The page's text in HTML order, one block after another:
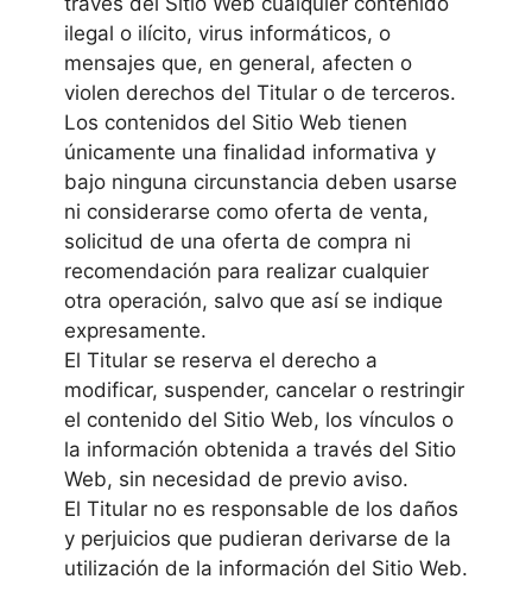
ilegal o ilícito, virus informáticos, o
mensajes que, en general, afecten o
violen derechos del Titular o de terceros.
Los contenidos del Sitio Web tienen
únicamente una finalidad informativa y
bajo ninguna circunstancia deben usarse
ni considerarse como oferta de venta,
solicitud de una oferta de compra ni
recomendación para realizar cualquier
otra operación, salvo que así se indique
expresamente.
El Titular se reserva el derecho a
modificar, suspender, cancelar o restringir
el contenido del Sitio Web, los vínculos o
la información obtenida a través del Sitio
Web, sin necesidad de previo aviso.
El Titular no es responsable de los daños
y perjuicios que pudieran derivarse de la
utilización de la información del Sitio Web.